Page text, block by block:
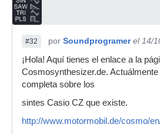
#32 por Soundprogramer el 14/
¡Hola! Aquí tienes el enlace a la
Cosmosynthesizer.de.
completa sobre los
sintes Casio CZ que existe.
http://www.motormobil.de/cosmo/